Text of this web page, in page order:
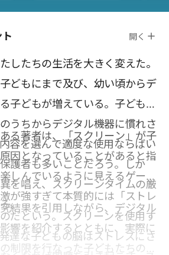
開く
したちの生活を大きく変えた。
どもにまで及び、幼い頃からデ
子どもが増えている。子どもの
うちからデジタル機器に慣れさ
容を選んで適度な使用ならばい
護者も多いことだろう。しか
を唱え、スクリーンタイムの厳
。
る著者は、「スクリーン」が子
因となっていることがあると指
しんでいるように見えるゲーム
が強すぎて本質的には「ストレ
だという。スクリーンを使用す
達な子どもの脳はストレスにさ
結果を引用しながら、デジタル
響を紹介するとともに、実際に
制限を行なった子どもたちの事